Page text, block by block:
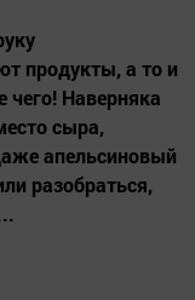
продукты, а то и
чего! Наверняка
сыра,
апельсиновый
разобраться,